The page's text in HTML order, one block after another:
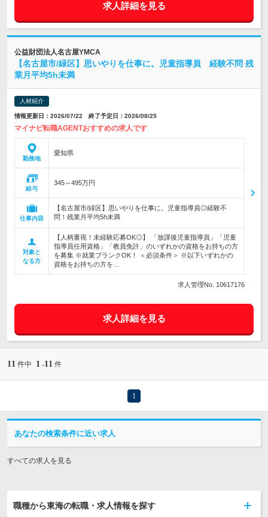
求人詳細を見る
公益財団法人名古屋YMCA
【名古屋市/緑区】思いやりを仕事に。児童指導員 経験不問 残
業月平均5h未満
人材紹介
情報更新日：2026/07/22 終了予定日：2026/08/25
マイナビ転職AGENTおすすめの求人です
勤務地
愛知県
給与
345～495万円
仕事内容
【名古屋市/緑区】思いやりを仕事に。児童指導員◎経験不
問！残業月平均5h未満
対象と
なる方
【人柄重視！未経験応募OK◎】 「放課後児童指導員」「児童
指導員任用資格」「教員免許」のいずれかの資格をお持ちの方
を募集 ※就業ブランクOK！ ＜必須条件＞ ※以下いずれかの
資格をお持ちの方を…
求人管理No. 10617176
求人詳細を見る
11 件中 1 -11 件
1
あなたの検索条件に近い求人
すべての求人を見る
職種から東海の転職・求人情報を探す